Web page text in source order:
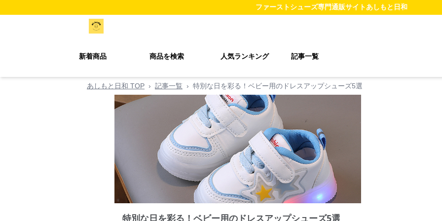
ファーストシューズ専門通販サイトあしもと日和
新着商品 商品を検索 人気ランキング 記事一覧
あしもと日和 TOP › 記事一覧 › 特別な日を彩る！ベビー用のドレスアップシューズ5選
特別な日を彩る！ベビー用のドレスアップシューズ5選